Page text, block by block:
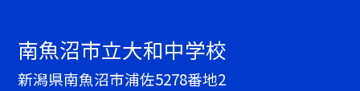
南魚沼市立大和中学校
新潟県南魚沼市浦佐5278番地2